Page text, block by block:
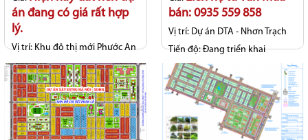
án đang có giá rất hợp
lý.
Vị trí:Khu đô thị mới Phước An
- Long Thọ
Tiến độ:Sổ hồng riêng từng
nền
bán: 0935 559 858
Vị trí: Dự án DTA - Nhơn Trạch
Tiến độ:Đang triển khai